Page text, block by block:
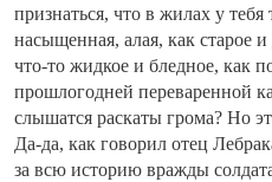
признаться, что в жилах у
насыщенная, алая, как старое
что-то жидкое и бледное, как
прошлогодней переваренной
слышатся раскаты грома? Но
Да-да, как говорил отец
за всю историю вражды